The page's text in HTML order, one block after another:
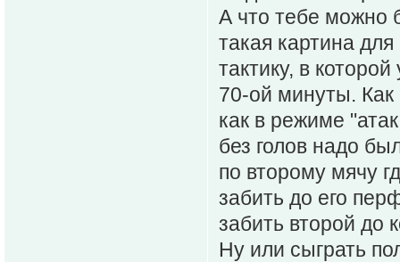
А что тебе можно
такая картина
тактику, в
70-ой минуты.
как в режиме
без голов надо
по второму мячу
забить до его
забить второй до
Ну или сыграть